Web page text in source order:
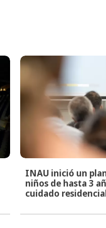
INAU inició un
niños de hasta 3
cuidado